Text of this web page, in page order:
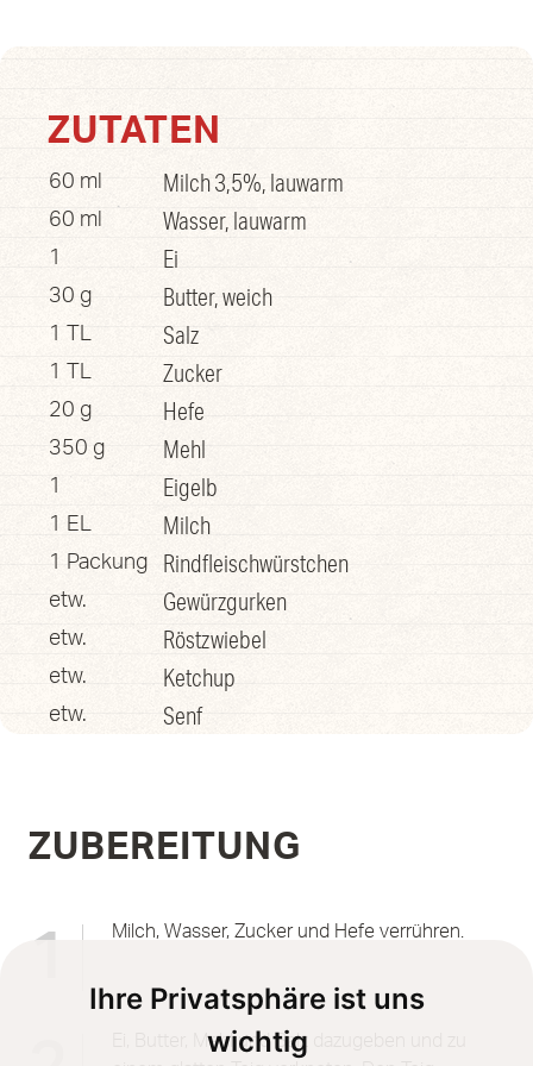
Ihre Privatsphäre ist uns
wichtig
ZUTATEN
60 ml Milch 3,5%, lauwarm
60 ml Wasser, lauwarm
1 Ei
30 g Butter, weich
1 TL Salz
1 TL Zucker
20 g Hefe
350 g Mehl
1 Eigelb
1 EL Milch
1 Packung Rindfleischwürstchen
etw. Gewürzgurken
etw. Röstzwiebel
etw. Ketchup
etw. Senf
ZUBEREITUNG
1 Milch, Wasser, Zucker und Hefe verrühren.
Ei, Butter, Mehl und Salz dazugeben und zu